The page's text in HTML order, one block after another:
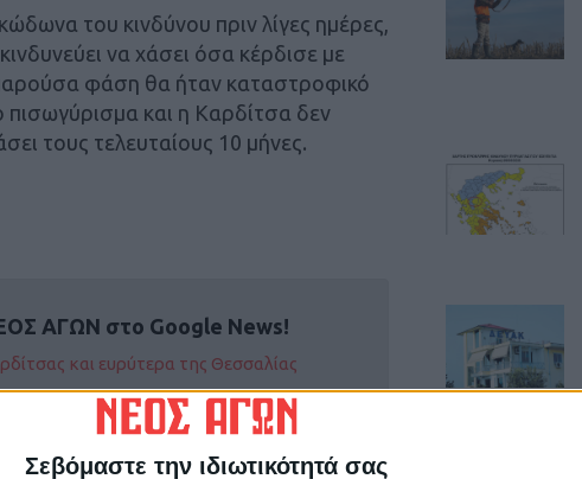
Σεβόμαστε την ιδιωτικότητά σας
του κινδύνου πριν λίγες ημέρες,
να χάσει όσα κέρδισε με
φάση θα ήταν καταστροφικό
πισωγύρισμα και η Καρδίτσα δεν
τους τελευταίους 10 μήνες.
ΑΓΩΝ στο Google News!
και ευρύτερα της Θεσσαλίας